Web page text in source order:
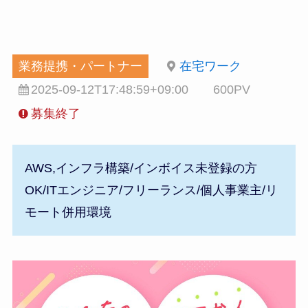
業務提携・パートナー
在宅ワーク
2025-09-12T17:48:59+09:00
600PV
募集終了
AWS,インフラ構築/インボイス未登録の方
OK/ITエンジニア/フリーランス/個人事業主/リ
モート併用環境